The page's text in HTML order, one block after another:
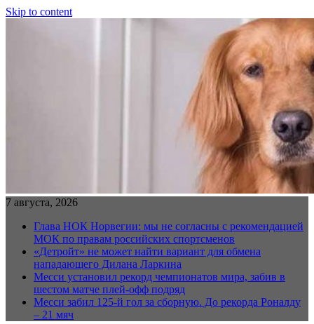
Skip to content
7 августа, 2026
Глава НОК Норвегии: мы не согласны с рекомендацией
МОК по правам российских спортсменов
«Детройт» не может найти вариант для обмена
нападающего Дилана Ларкина
Месси установил рекорд чемпионатов мира, забив в
шестом матче плей‑офф подряд
Месси забил 125-й гол за сборную. До рекорда Роналду
– 21 мяч